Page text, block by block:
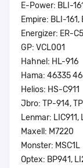
E-Power: BLI-161l
Empire: BLI-
Energizer: ER-
GP: VCL001
Hahnel: HL-916
Hama: 46335
Helios: HS-C911
Jbro: TP-914,
Lenmar: LIC911,
Maxell: M7220
Monster: MSC1L
Optex: BP941,